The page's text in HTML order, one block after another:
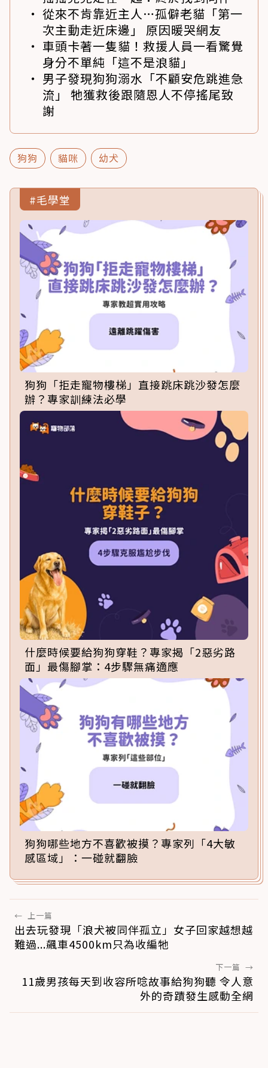
從來不肯靠近主人…孤僻老貓「第一
次主動走近床邊」 原因暖哭網友
車頭卡著一隻貓！救援人員一看驚覺
身分不單純「這不是浪貓」
男子發現狗狗溺水「不顧安危跳進急
流」 牠獲救後跟隨恩人不停搖尾致
謝
狗狗 貓咪 幼犬
#毛學堂
狗狗「拒走寵物樓梯」直接跳床跳沙發怎麼
辦？專家訓練法必學
什麼時候要給狗狗穿鞋？專家揭「2惡劣路
面」最傷腳掌：4步驟無痛適應
狗狗哪些地方不喜歡被摸？專家列「4大敏
感區域」：一碰就翻臉
← 上一篇
出去玩發現「浪犬被同伴孤立」女子回家越想越
難過...飆車4500km只為收編牠
下一篇 →
11歲男孩每天到收容所唸故事給狗狗聽 令人意
外的奇蹟發生感動全網